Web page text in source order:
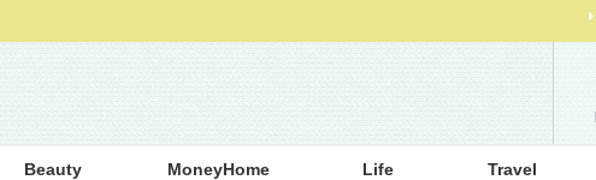
Beauty MoneyHome Life Travel